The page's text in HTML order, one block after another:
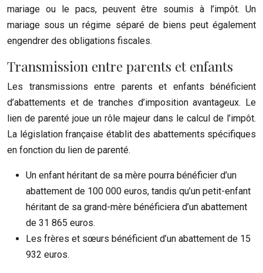
mariage ou le pacs, peuvent être soumis à l’impôt. Un
mariage sous un régime séparé de biens peut également
engendrer des obligations fiscales.
Transmission entre parents et enfants
Les transmissions entre parents et enfants bénéficient
d’abattements et de tranches d’imposition avantageux. Le
lien de parenté joue un rôle majeur dans le calcul de l’impôt.
La législation française établit des abattements spécifiques
en fonction du lien de parenté.
Un enfant héritant de sa mère pourra bénéficier d’un
abattement de 100 000 euros, tandis qu’un petit-enfant
héritant de sa grand-mère bénéficiera d’un abattement
de 31 865 euros.
Les frères et sœurs bénéficient d’un abattement de 15
932 euros.